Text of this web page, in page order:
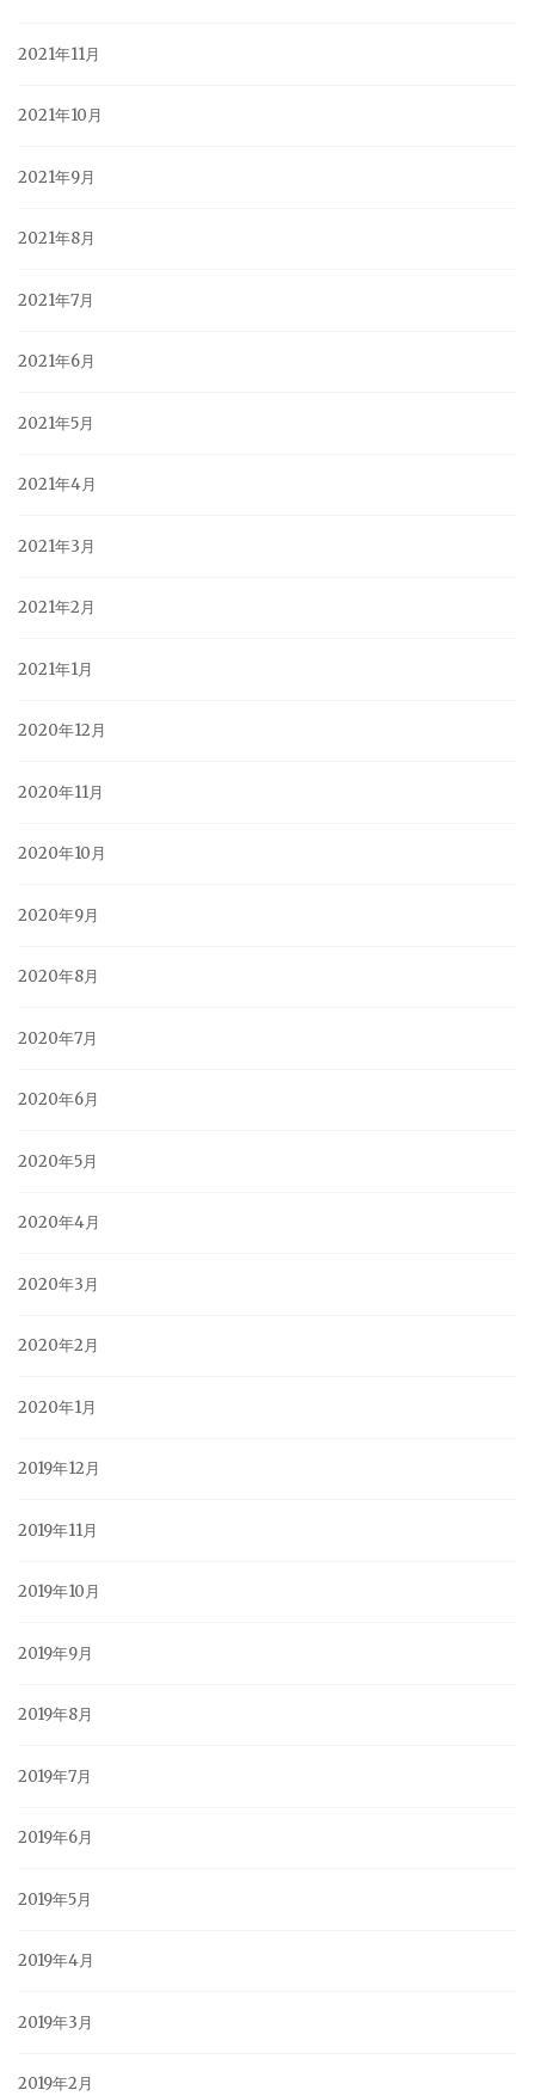
2021年11月
2021年10月
2021年9月
2021年8月
2021年7月
2021年6月
2021年5月
2021年4月
2021年3月
2021年2月
2021年1月
2020年12月
2020年11月
2020年10月
2020年9月
2020年8月
2020年7月
2020年6月
2020年5月
2020年4月
2020年3月
2020年2月
2020年1月
2019年12月
2019年11月
2019年10月
2019年9月
2019年8月
2019年7月
2019年6月
2019年5月
2019年4月
2019年3月
2019年2月